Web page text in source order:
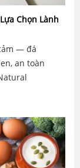
Chọn Lành
— đá
an toàn